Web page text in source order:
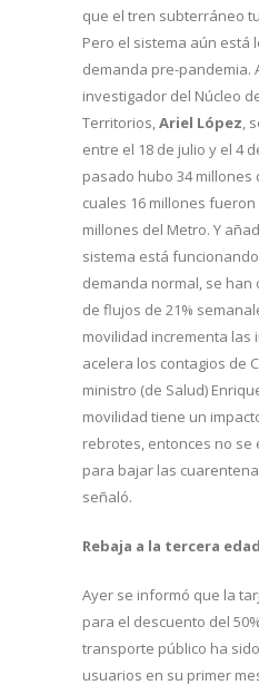
que el tren subterráneo
Pero el sistema aún está
demanda pre-pandemia.
investigador del Núcleo
Territorios, Ariel López ,
entre el 18 de julio y el 4
pasado hubo 34 millones
cuales 16 millones fueron
millones del Metro. Y
sistema está
demanda normal, se
de flujos de 21%
movilidad incrementa las
acelera los contagios de
ministro (de Salud)
movilidad tiene un
rebrotes, entonces no se
para bajar las
señaló.
Rebaja a la tercera edad
Ayer se informó que la
para el descuento del
transporte público ha
usuarios en su primer